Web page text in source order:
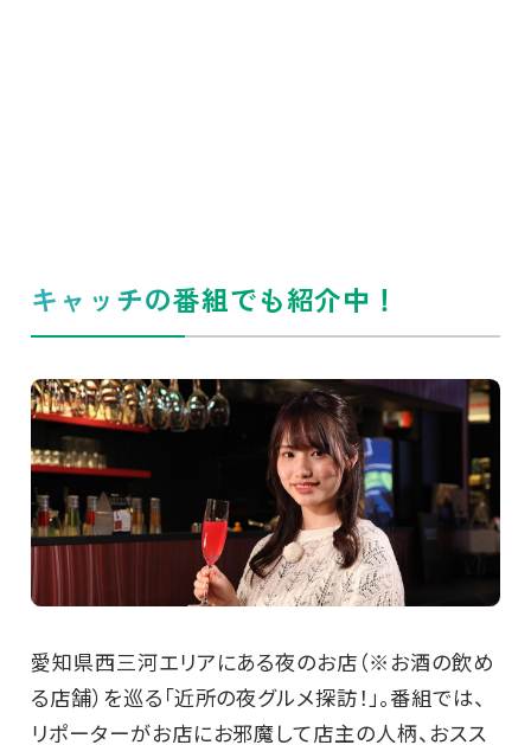
キャッチの番組でも紹介中！
愛知県西三河エリアにある夜のお店（※お酒の飲め
る店舗）を巡る「近所の夜グルメ探訪！」。番組では、
リポーターがお店にお邪魔して店主の人柄、おスス